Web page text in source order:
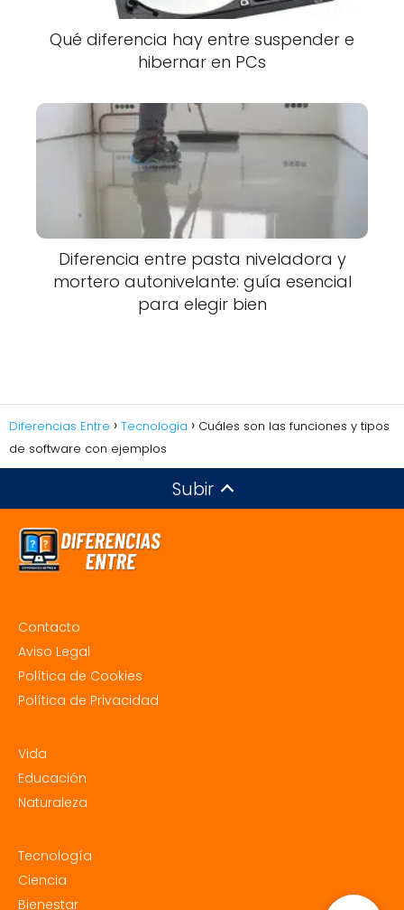
Qué diferencia hay entre suspender e
hibernar en PCs
Diferencia entre pasta niveladora y
mortero autonivelante: guía esencial
para elegir bien
Diferencias Entre Tecnología
Cuáles son las funciones y tipos
de software con ejemplos
Subir
Contacto
Aviso Legal
Política de Cookies
Política de Privacidad
Vida
Educación
Naturaleza
Tecnología
Ciencia
Bienestar